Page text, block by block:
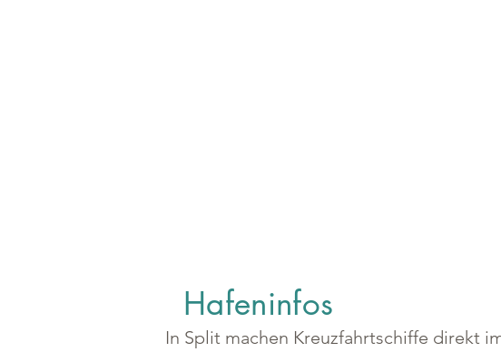
Hafeninfos
In Split machen Kreuzfahrtschiffe direkt